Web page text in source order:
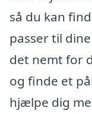
så du kan
passer til
det nemt for
og finde et
hjælpe dig